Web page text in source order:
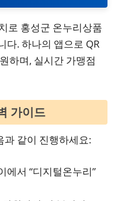
로 홍성군 온누리상품
다. 하나의 앱으로 QR
하며, 실시간 가맹점
가이드
과 같이 진행하세요:
서 “디지털온누리”